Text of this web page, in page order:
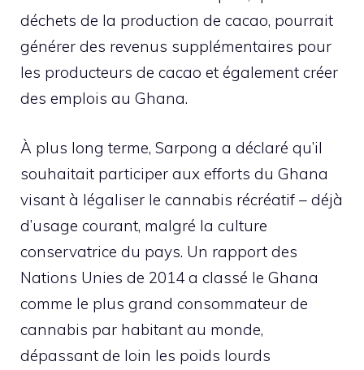
déchets de la production de cacao, pourrait
générer des revenus supplémentaires pour
les producteurs de cacao et également créer
des emplois au Ghana.
À plus long terme, Sarpong a déclaré qu’il
souhaitait participer aux efforts du Ghana
visant à légaliser le cannabis récréatif – déjà
d’usage courant, malgré la culture
conservatrice du pays. Un rapport des
Nations Unies de 2014 a classé le Ghana
comme le plus grand consommateur de
cannabis par habitant au monde,
dépassant de loin les poids lourds